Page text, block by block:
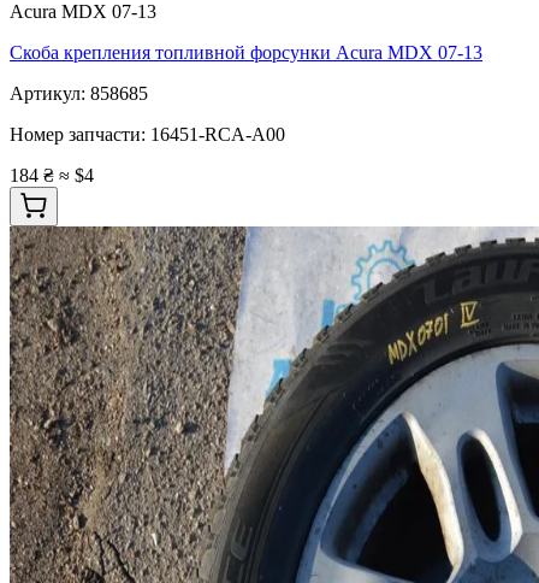
Acura MDX 07-13
Скоба крепления топливной форсунки Acura MDX 07-13
Артикул: 858685
Номер запчасти: 16451-RCA-A00
184 ₴ ≈ $4